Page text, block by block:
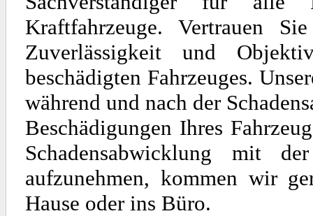
Kraftfahrzeuge. Vertrauen
Zuverlässigkeit und
beschädigten Fahrzeuges.
während und nach der
Beschädigungen Ihres
Schadensabwicklung mit
aufzunehmen, kommen wir
Hause oder ins Büro.